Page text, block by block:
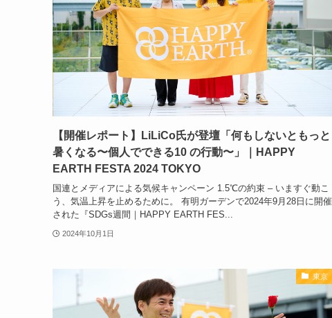
【開催レポート】LiLiCo氏が登壇「何もしないともっと
暑くなる〜個人でできる10 の行動〜」｜HAPPY
EARTH FESTA 2024 TOKYO
国連とメディアによる気候キャンペーン 1.5℃の約束 – いますぐ動こ
う、気温上昇を止めるために。 有明ガーデンで2024年9月28日に開催
された『SDGs週間｜HAPPY EARTH FES...
2024年10月1日
東京